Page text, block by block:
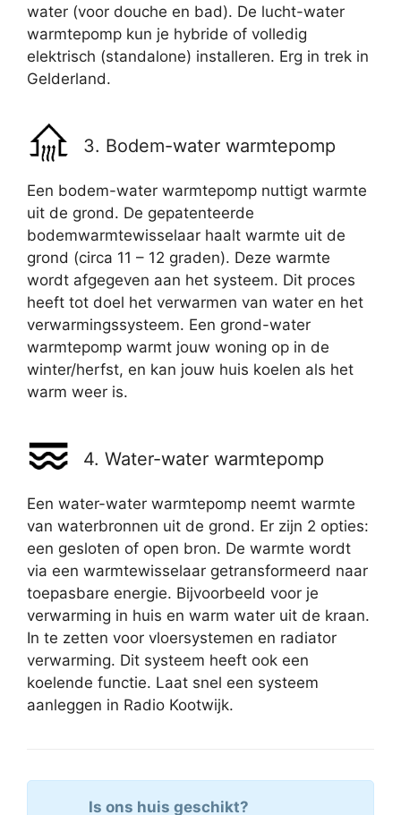
water (voor douche en bad). De lucht-water
warmtepomp kun je hybride of volledig
elektrisch (standalone) installeren. Erg in trek in
Gelderland.
3. Bodem-water warmtepomp
Een bodem-water warmtepomp nuttigt warmte
uit de grond. De gepatenteerde
bodemwarmtewisselaar haalt warmte uit de
grond (circa 11 – 12 graden). Deze warmte
wordt afgegeven aan het systeem. Dit proces
heeft tot doel het verwarmen van water en het
verwarmingssysteem. Een grond-water
warmtepomp warmt jouw woning op in de
winter/herfst, en kan jouw huis koelen als het
warm weer is.
4. Water-water warmtepomp
Een water-water warmtepomp neemt warmte
van waterbronnen uit de grond. Er zijn 2 opties:
een gesloten of open bron. De warmte wordt
via een warmtewisselaar getransformeerd naar
toepasbare energie. Bijvoorbeeld voor je
verwarming in huis en warm water uit de kraan.
In te zetten voor vloersystemen en radiator
verwarming. Dit systeem heeft ook een
koelende functie. Laat snel een systeem
aanleggen in Radio Kootwijk.
Is ons huis geschikt?